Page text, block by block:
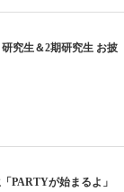
究生＆2期研究生 お披
PARTYが始まるよ」